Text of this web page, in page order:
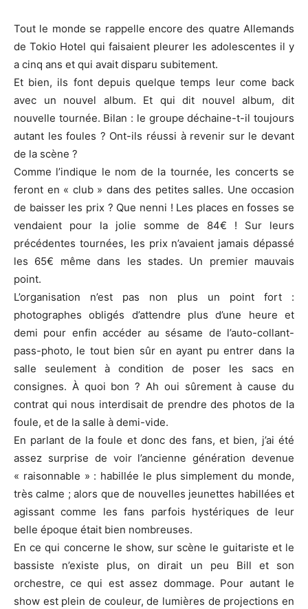
Tout le monde se rappelle encore des quatre Allemands
de Tokio Hotel qui faisaient pleurer les adolescentes il y
a cinq ans et qui avait disparu subitement.
Et bien, ils font depuis quelque temps leur come back
avec un nouvel album. Et qui dit nouvel album, dit
nouvelle tournée. Bilan : le groupe déchaine-t-il toujours
autant les foules ? Ont-ils réussi à revenir sur le devant
de la scène ?
Comme l’indique le nom de la tournée, les concerts se
feront en « club » dans des petites salles. Une occasion
de baisser les prix ? Que nenni ! Les places en fosses se
vendaient pour la jolie somme de 84€ ! Sur leurs
précédentes tournées, les prix n’avaient jamais dépassé
les 65€ même dans les stades. Un premier mauvais
point.
L’organisation n’est pas non plus un point fort :
photographes obligés d’attendre plus d’une heure et
demi pour enfin accéder au sésame de l’auto-collant-
pass-photo, le tout bien sûr en ayant pu entrer dans la
salle seulement à condition de poser les sacs en
consignes. À quoi bon ? Ah oui sûrement à cause du
contrat qui nous interdisait de prendre des photos de la
foule, et de la salle à demi-vide.
En parlant de la foule et donc des fans, et bien, j’ai été
assez surprise de voir l’ancienne génération devenue
« raisonnable » : habillée le plus simplement du monde,
très calme ; alors que de nouvelles jeunettes habillées et
agissant comme les fans parfois hystériques de leur
belle époque était bien nombreuses.
En ce qui concerne le show, sur scène le guitariste et le
bassiste n’existe plus, on dirait un peu Bill et son
orchestre, ce qui est assez dommage. Pour autant le
show est plein de couleur, de lumières de projections en